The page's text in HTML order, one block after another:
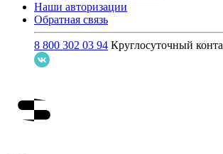
Наши авторизации
Обратная связь
8 800 302 03 94 Круглосуточный